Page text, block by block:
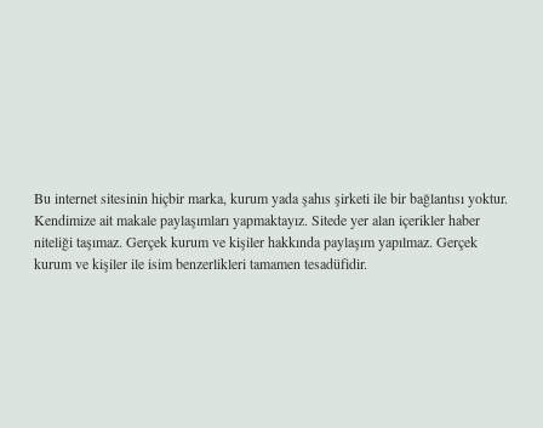
Bu internet sitesinin hiçbir marka, kurum yada şahıs şirketi ile bir bağlantısı yoktur.
Kendimize ait makale paylaşımları yapmaktayız. Sitede yer alan içerikler haber
niteliği taşımaz. Gerçek kurum ve kişiler hakkında paylaşım yapılmaz. Gerçek
kurum ve kişiler ile isim benzerlikleri tamamen tesadüfidir.